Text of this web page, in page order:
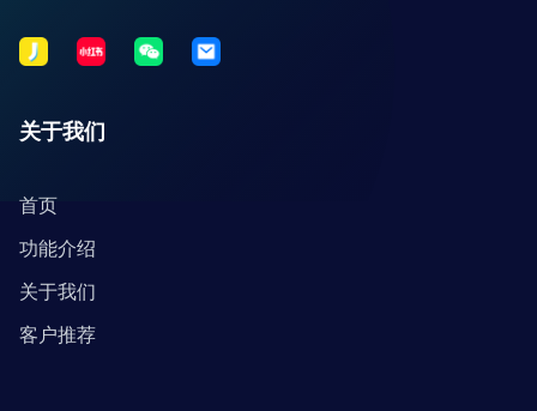
关于我们
首页
功能介绍
关于我们
客户推荐